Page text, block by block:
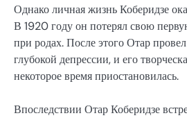
Однако личная жизнь Коберидзе
В 1920 году он потерял свою
при родах. После этого Отар
глубокой депрессии, и его
некоторое время приостановилась.
Впоследствии Отар Коберидзе